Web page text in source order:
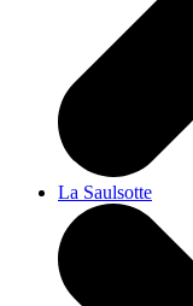
La Saulsotte